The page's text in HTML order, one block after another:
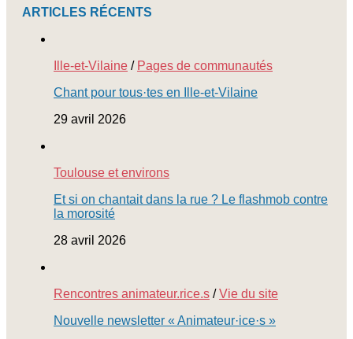
ARTICLES RÉCENTS
Ille-et-Vilaine / Pages de communautés
Chant pour tous·tes en Ille-et-Vilaine
29 avril 2026
Toulouse et environs
Et si on chantait dans la rue ? Le flashmob contre
la morosité
28 avril 2026
Rencontres animateur.rice.s /Vie du site
Nouvelle newsletter « Animateur·ice·s »